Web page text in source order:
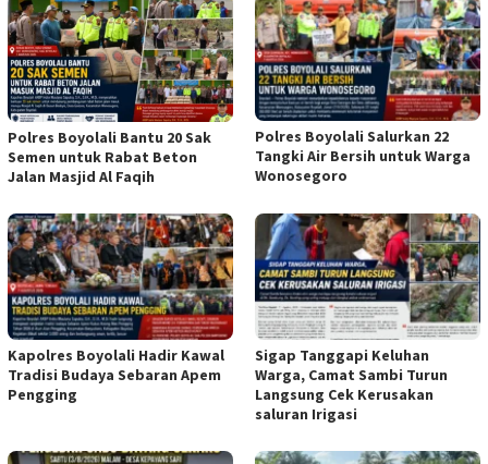
Polres Boyolali Bantu 20 Sak
Semen untuk Rabat Beton
Jalan Masjid Al Faqih
Polres Boyolali Salurkan 22
Tangki Air Bersih untuk Warga
Wonosegoro
Kapolres Boyolali Hadir Kawal
Tradisi Budaya Sebaran Apem
Pengging
Sigap Tanggapi Keluhan
Warga, Camat Sambi Turun
Langsung Cek Kerusakan
saluran Irigasi